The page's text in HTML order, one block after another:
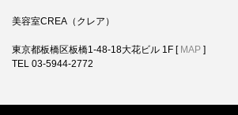
美容室CREA（クレア）
東京都板橋区板橋1-48-18大花ビル 1F [ MAP ]
TEL 03-5944-2772